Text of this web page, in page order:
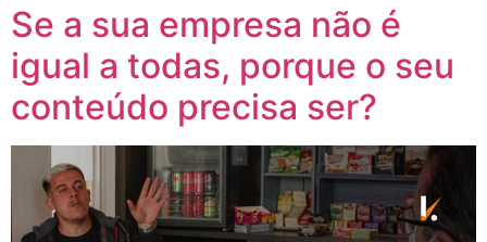
Se a sua empresa não é
igual a todas, porque o seu
conteúdo precisa ser?